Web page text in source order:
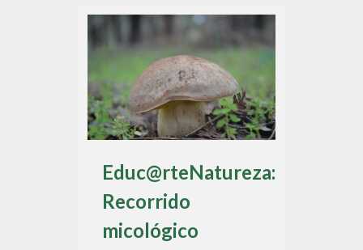
Educ@rteNatureza:
Recorrido
micológico